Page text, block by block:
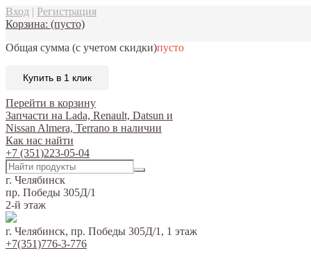
Вход | Регистрация
Корзина: (пусто)
Общая сумма (с учетом скидки)пусто
Купить в 1 клик
Перейти в корзину
Запчасти на Lada, Renault, Datsun и
Nissan Almera, Terrano в наличии
Как нас найти
+7 (351)223-05-04
г. Челябинск
пр. Победы 305Д/1
2-й этаж
г. Челябинск, пр. Победы 305Д/1, 1 этаж
+7(351)776-3-776